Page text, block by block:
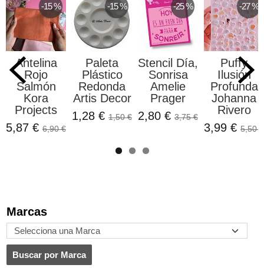
Marcas
-15 %
Antelina
Rojo
Salmón
Kora
Projects
5,87 € 6,90 €
-15 %
Paleta
Plástico
Redonda
Artis Decor
1,28 € 1,50 €
-25 %
Stencil Día,
Sonrisa
Amelie
Prager
2,80 € 3,75 €
-27 %
Puffy
Ilusión
Profunda
Johanna
Rivero
3,99 € 5,50 €